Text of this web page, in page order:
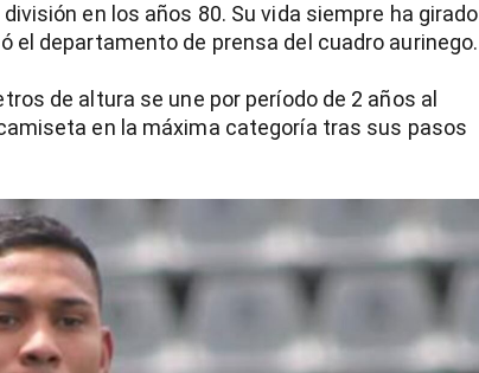
en los años 80. Su vida siempre ha girado
el departamento de prensa del cuadro aurinego.
de altura se une por período de 2 años al
en la máxima categoría tras sus pasos